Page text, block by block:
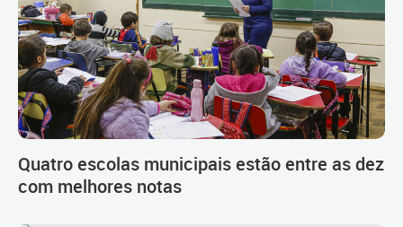
Quatro escolas municipais estão entre as dez
com melhores notas